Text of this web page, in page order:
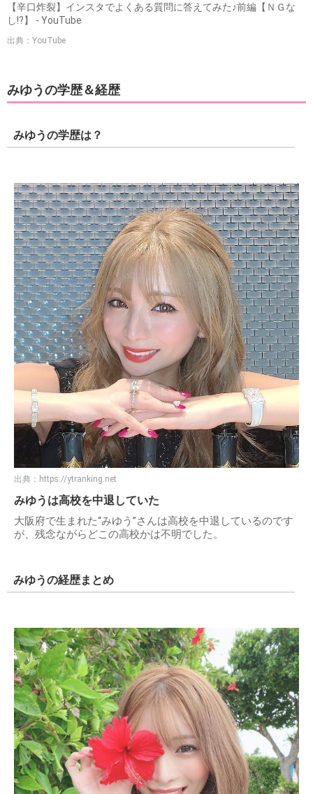
【辛口炸裂】インスタでよくある質問に答えてみた♪前編【ＮＧな
し!?】 - YouTube
出典：YouTube
みゆうの学歴＆経歴
みゆうの学歴は？
出典： https://ytranking.net
みゆうは高校を中退していた
大阪府で生まれた“みゆう”さんは高校を中退しているのです
が、残念ながらどこの高校かは不明でした。
みゆうの経歴まとめ